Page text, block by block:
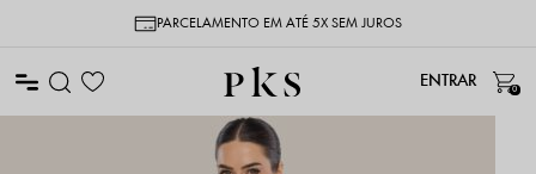
PARCELAMENTO EM ATÉ 5X SEM JUROS
0